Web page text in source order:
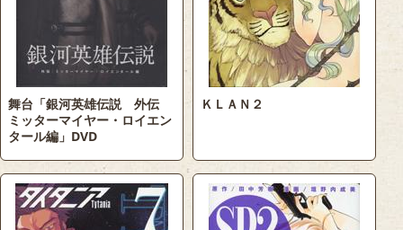
舞台「銀河英雄伝説 外伝
ミッターマイヤー・ロイエン
タール編」DVD
ＫＬＡＮ２